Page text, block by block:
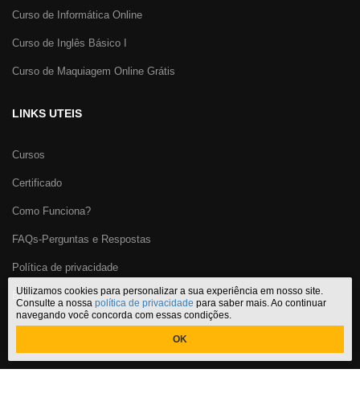
Curso de Informática Online
Curso de Inglês Básico I
Curso de Maquiagem Online Grátis
LINKS UTEIS
Cursos
Certificado
Como Funciona?
FAQs-Perguntas e Respostas
Política de privacidade
Blog
Utilizamos cookies para personalizar a sua experiência em nosso site.
Consulte a nossa política de privacidade para saber mais. Ao continuar
navegando você concorda com essas condições.
OK